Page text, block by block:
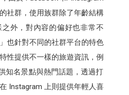
社群，使用族群除了年齡結構
外，對內容的偏好也非常不
也針對不同的社群平台的特色
性提供不一樣的旅遊資訊，例
知名景點與熱門話題，透過打
Instagram 上則提供年輕人喜